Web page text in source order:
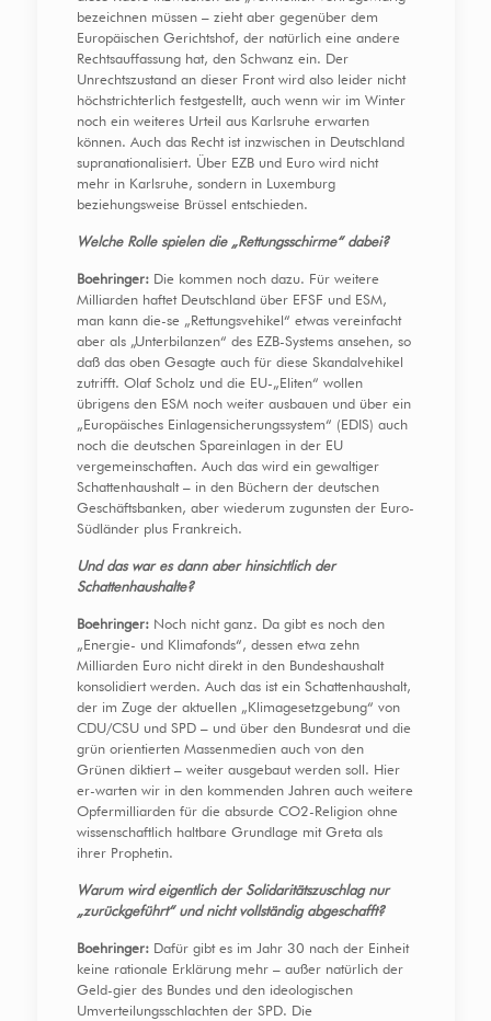
bezeichnen müssen – zieht aber gegenüber dem
Europäischen Gerichtshof, der natürlich eine andere
Rechtsauffassung hat, den Schwanz ein. Der
Unrechtszustand an dieser Front wird also leider nicht
höchstrichterlich festgestellt, auch wenn wir im Winter
noch ein weiteres Urteil aus Karlsruhe erwarten
können. Auch das Recht ist inzwischen in Deutschland
supranationalisiert. Über EZB und Euro wird nicht
mehr in Karlsruhe, sondern in Luxemburg
beziehungsweise Brüssel entschieden.
Welche Rolle spielen die „Rettungsschirme“ dabei?
Boehringer: Die kommen noch dazu. Für weitere
Milliarden haftet Deutschland über EFSF und ESM,
man kann die-se „Rettungsvehikel“ etwas vereinfacht
aber als „Unterbilanzen“ des EZB-Systems ansehen, so
daß das oben Gesagte auch für diese Skandalvehikel
zutrifft. Olaf Scholz und die EU-„Eliten“ wollen
übrigens den ESM noch weiter ausbauen und über ein
„Europäisches Einlagensicherungssystem“ (EDIS) auch
noch die deutschen Spareinlagen in der EU
vergemeinschaften. Auch das wird ein gewaltiger
Schattenhaushalt – in den Büchern der deutschen
Geschäftsbanken, aber wiederum zugunsten der Euro-
Südländer plus Frankreich.
Und das war es dann aber hinsichtlich der
Schattenhaushalte?
Boehringer: Noch nicht ganz. Da gibt es noch den
„Energie- und Klimafonds“, dessen etwa zehn
Milliarden Euro nicht direkt in den Bundeshaushalt
konsolidiert werden. Auch das ist ein Schattenhaushalt,
der im Zuge der aktuellen „Klimagesetzgebung“ von
CDU/CSU und SPD – und über den Bundesrat und die
grün orientierten Massenmedien auch von den
Grünen diktiert – weiter ausgebaut werden soll. Hier
er-warten wir in den kommenden Jahren auch weitere
Opfermilliarden für die absurde CO2-Religion ohne
wissenschaftlich haltbare Grundlage mit Greta als
ihrer Prophetin.
Warum wird eigentlich der Solidaritätszuschlag nur
„zurückgeführt“ und nicht vollständig abgeschafft?
Boehringer: Dafür gibt es im Jahr 30 nach der Einheit
keine rationale Erklärung mehr – außer natürlich der
Geld-gier des Bundes und den ideologischen
Umverteilungsschlachten der SPD. Die